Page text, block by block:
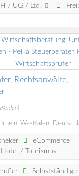
/ UG / Ltd.
Rechtsanwälte,
Westfalen,
eCommerce
/ Tourismus
Selbstständige